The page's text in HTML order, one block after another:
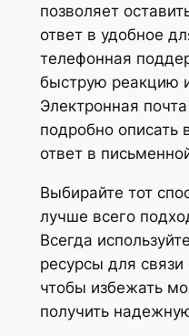
позволяет
ответ в удобное
телефонная
быструю реакцию
Электронная
подробно описать
ответ в
Выбирайте тот
лучше всего
Всегда
ресурсы для
чтобы избежать
получить